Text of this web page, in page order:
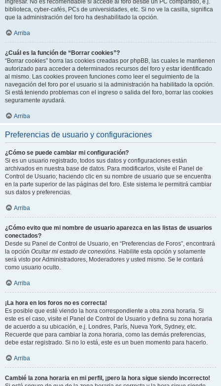
ingresar. No es recomendable si accede al foro desde un PC compartido, e.j.
biblioteca, cyber-cafés, PCs de universidades, etc. Si no ve la casilla, significa
que la administración del foro ha deshabilitado la opción.
Arriba
¿Cuál es la función de “Borrar cookies”?
“Borrar cookies” borra las cookies creadas por phpBB, las cuales le mantienen
autorizado para acceder a determinados recursos del foro y estar identificado
al mismo. Las cookies proveen funciones como leer el seguimiento de la
navegación del foro por el usuario si la administración ha habilitado la opción.
Si está teniendo problemas con el ingreso o salida del foro, borrar las cookies
seguramente ayudará.
Arriba
Preferencias de usuario y configuraciones
¿Cómo se puede cambiar mi configuración?
Si es un usuario registrado, todos sus datos y configuraciones están
archivados en nuestra base de datos. Para modificarlos, visite el Panel de
Control de Usuario; haciendo clic en su nombre de usuario que se encuentra
en la parte superior de las páginas del foro. Este sistema le permitirá cambiar
sus datos y preferencias.
Arriba
¿Cómo evito que mi nombre de usuario aparezca en las listas de usuarios
conectados?
Desde su Panel de Control de Usuario, en “Preferencias de Foros”, encontrará
la opción Ocultar mi estado de conexións. Habilite esta opción y solamente
será visto por Administradores, Moderadores y usted mismo. Se le contará
como usuario oculto.
Arriba
¡La hora en los foros no es correcta!
Es posible que esté viendo la hora correspondiente a otra zona horaria. Si
este es el caso, visite el Panel de Control de Usuario y defina su zona horaria
de acuerdo a su ubicación, e.j. Londres, París, Nueva York, Sydney, etc.
Recuerde que para cambiar la zona horaria, como las demás preferencias,
debe estar registrado. Si no lo está, este es un buen momento para hacerlo.
Arriba
Cambié la zona horaria en mi perfil, ¡pero la hora sigue siendo incorrecto!